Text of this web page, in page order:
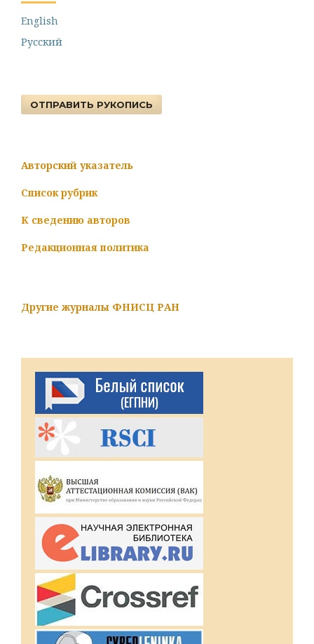
English
Русский
ОТПРАВИТЬ РУКОПИСЬ
Авторский указатель
Список рубрик
К сведению авторов
Редакционная политика
Другие журналы ФНИСЦ РАН